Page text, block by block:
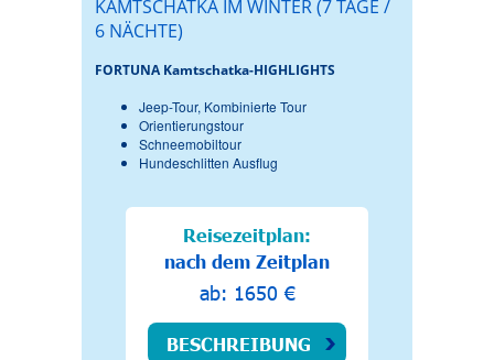
KAMTSCHATKA IM WINTER (7 TAGE /
6 NÄCHTE)
FORTUNA Kamtschatka-HIGHLIGHTS
Jeep-Tour, Kombinierte Tour
Orientierungstour
Schneemobiltour
Hundeschlitten Ausflug
Reisezeitplan:
nach dem Zeitplan
ab: 1650 €
BESCHREIBUNG